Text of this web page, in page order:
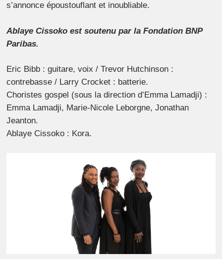
s’annonce époustouflant et inoubliable.
Ablaye Cissoko est soutenu par la Fondation BNP
Paribas.
Eric Bibb : guitare, voix / Trevor Hutchinson :
contrebasse / Larry Crocket : batterie.
Choristes gospel (sous la direction d’Emma Lamadji) :
Emma Lamadji, Marie-Nicole Leborgne, Jonathan
Jeanton.
Ablaye Cissoko : Kora.